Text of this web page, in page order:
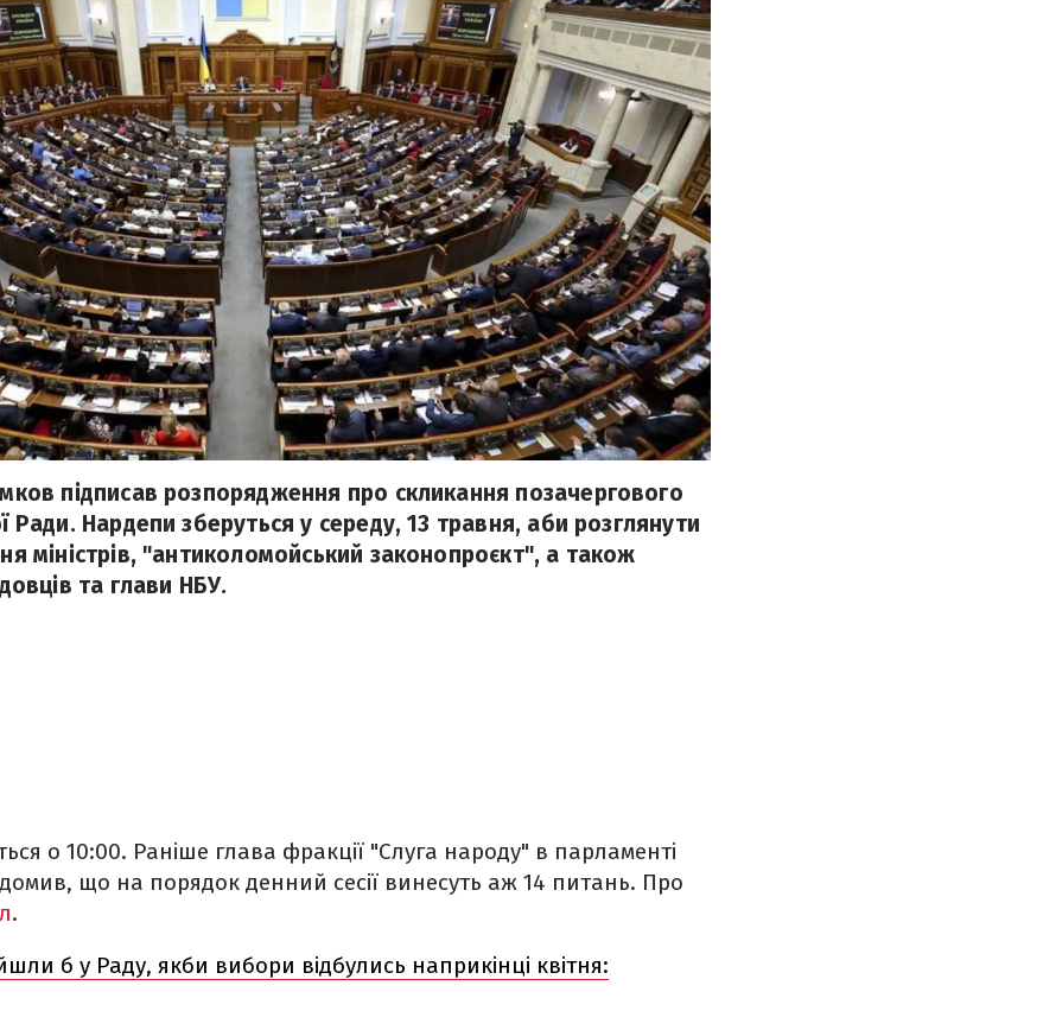
підписав розпорядження про скликання позачергового
Ради. Нардепи зберуться у середу, 13 травня, аби розглянути
міністрів, "антиколомойський законопроєкт", а також
та глави НБУ.
о 10:00. Раніше глава фракції "Слуга народу" в парламенті
що на порядок денний сесії винесуть аж 14 питань. Про
.
б у Раду, якби вибори відбулись наприкінці квітня: